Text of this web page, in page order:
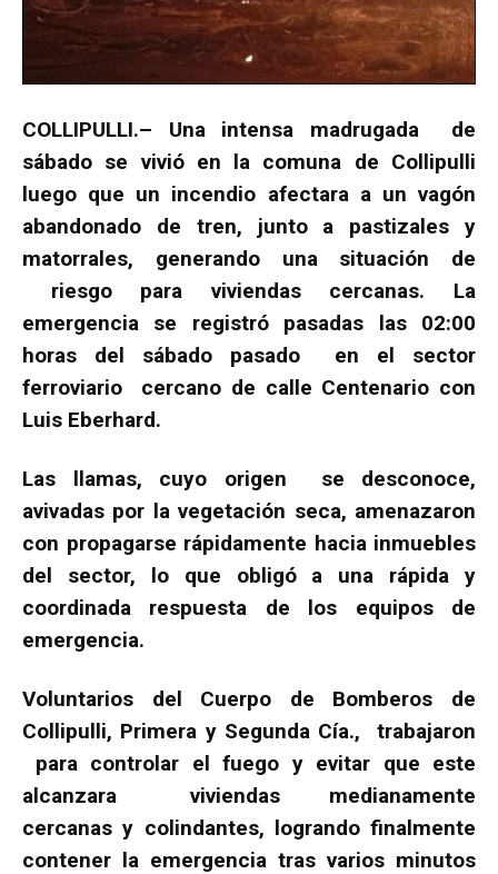
COLLIPULLI.– Una intensa madrugada de
sábado se vivió en la comuna de Collipulli
luego que un incendio afectara a un vagón
abandonado de tren, junto a pastizales y
matorrales, generando una situación de
riesgo para viviendas cercanas. La
emergencia se registró pasadas las 02:00
horas del sábado pasado en el sector
ferroviario cercano de calle Centenario con
Luis Eberhard.
Las llamas, cuyo origen se desconoce,
avivadas por la vegetación seca, amenazaron
con propagarse rápidamente hacia inmuebles
del sector, lo que obligó a una rápida y
coordinada respuesta de los equipos de
emergencia.
Voluntarios del Cuerpo de Bomberos de
Collipulli, Primera y Segunda Cía., trabajaron
para controlar el fuego y evitar que este
alcanzara viviendas medianamente
cercanas y colindantes, logrando finalmente
contener la emergencia tras varios minutos